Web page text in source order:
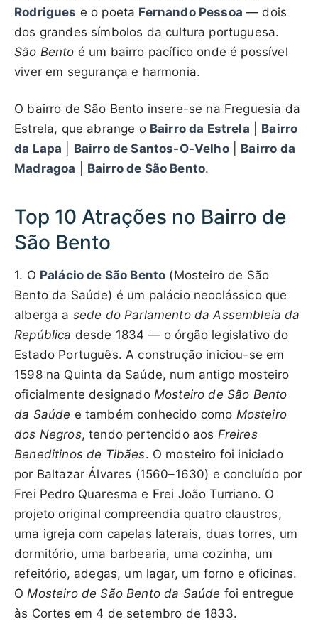
Rodrigues e o poeta Fernando Pessoa — dois
dos grandes símbolos da cultura portuguesa.
São Bento é um bairro pacífico onde é possível
viver em segurança e harmonia.
O bairro de São Bento insere-se na Freguesia da
Estrela, que abrange o Bairro da Estrela
Bairro
da Lapa
Bairro de Santos-O-Velho| Bairro da
Madragoa
Bairro de São Bento.
Top 10 Atrações no Bairro de
São Bento
1. O Palácio de São Bento (Mosteiro de São
Bento da Saúde) é um palácio neoclássico que
alberga a sede do Parlamento da Assembleia da
República desde 1834 — o órgão legislativo do
Estado Português. A construção iniciou-se em
1598 na Quinta da Saúde, num antigo mosteiro
oficialmente designado Mosteiro de São Bento
da Saúde e também conhecido como Mosteiro
dos Negros, tendo pertencido aos Freires
Beneditinos de Tibães. O mosteiro foi iniciado
por Baltazar Álvares (1560–1630) e concluído por
Frei Pedro Quaresma e Frei João Turriano. O
projeto original compreendia quatro claustros,
uma igreja com capelas laterais, duas torres, um
dormitório, uma barbearia, uma cozinha, um
refeitório, adegas, um lagar, um forno e oficinas.
O Mosteiro de São Bento da Saúde foi entregue
às Cortes em 4 de setembro de 1833.